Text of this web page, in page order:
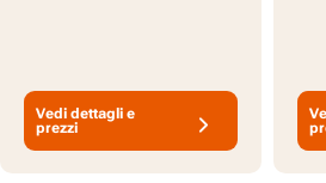
Vedi dettagli e
prezzi